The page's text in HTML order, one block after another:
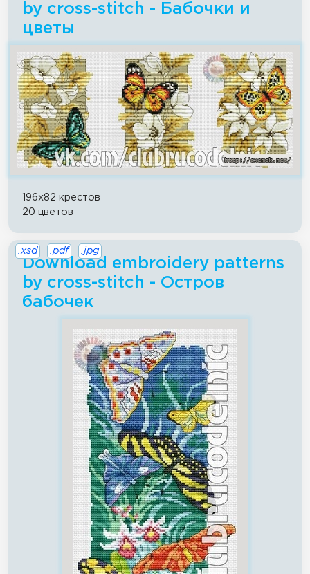
by cross-stitch - Бабочки и
цветы
196x82 крестов
20 цветов
Download embroidery patterns
by cross-stitch - Остров
бабочек
.xsd .pdf .jpg